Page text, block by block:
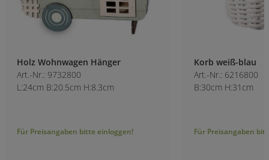
Holz Wohnwagen Hänger
Art.-Nr.: 9732800
L:24cm B:20.5cm H:8.3cm
Für Preisangaben bitte einloggen!
Korb weiß-blau
Art.-Nr.: 6216800
B:30cm H:31cm
Für Preisangaben